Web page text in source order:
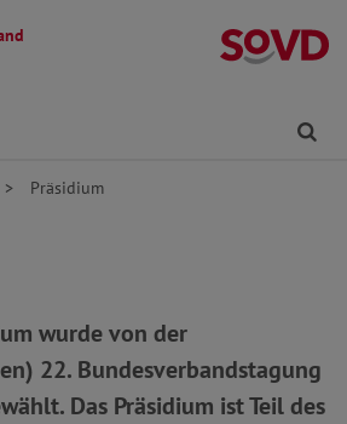
springen
Präsidium
wurde von der
22. Bundesverbandstagung
Das Präsidium ist Teil des